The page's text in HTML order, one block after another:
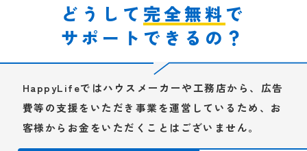
どうして 完全無料で
サポートできるの？
HappyLifeではハウスメーカーや工務店から、広告
費等の支援をいただき事業を運営しているため、 お
客様からお金をいただくことはございません。